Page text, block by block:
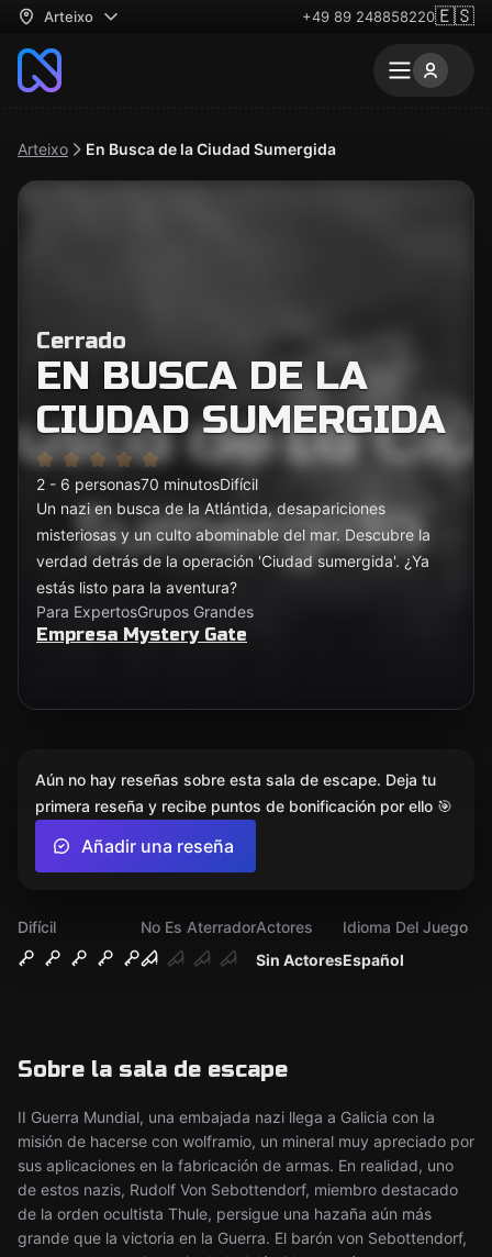
Arteixo +49 89 248858220🇪🇸
Arteixo En Busca de la Ciudad Sumergida
Cerrado
EN BUSCA DE LA
CIUDAD SUMERGIDA
2 - 6 personas70 minutosDifícil
Un nazi en busca de la Atlántida, desapariciones
misteriosas y un culto abominable del mar. Descubre la
verdad detrás de la operación 'Ciudad sumergida'. ¿Ya
estás listo para la aventura?
Para ExpertosGrupos Grandes
Empresa Mystery Gate
Difícil
No Es Aterrador
Sin Actores
Actores
Español
Idioma Del Juego
Sobre la sala de escape
II Guerra Mundial, una embajada nazi llega a Galicia con la
misión de hacerse con wolframio, un mineral muy apreciado por
sus aplicaciones en la fabricación de armas. En realidad, uno
de estos nazis, Rudolf Von Sebottendorf, miembro destacado
de la orden ocultista Thule, persigue una hazaña aún más
grande que la victoria en la Guerra. El barón von Sebottendorf,
Aún no hay reseñas sobre esta sala de escape. Deja tu
primera reseña y recibe puntos de bonificación por ello 🎯
Añadir una reseña